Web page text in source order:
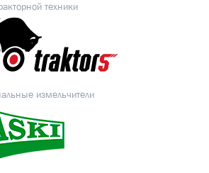
техники
измельчители